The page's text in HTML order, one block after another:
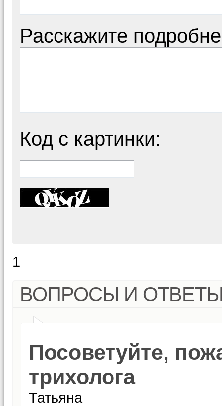
Расскажите
Код с картинки:
1
ВОПРОСЫ И
Посоветуйте,
трихолога
Татьяна